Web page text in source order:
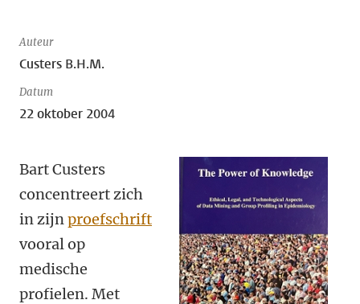
Auteur
Custers B.H.M.
Datum
22 oktober 2004
Bart Custers
concentreert zich
in zijnproefschrift
vooral op
medische
profielen. Met